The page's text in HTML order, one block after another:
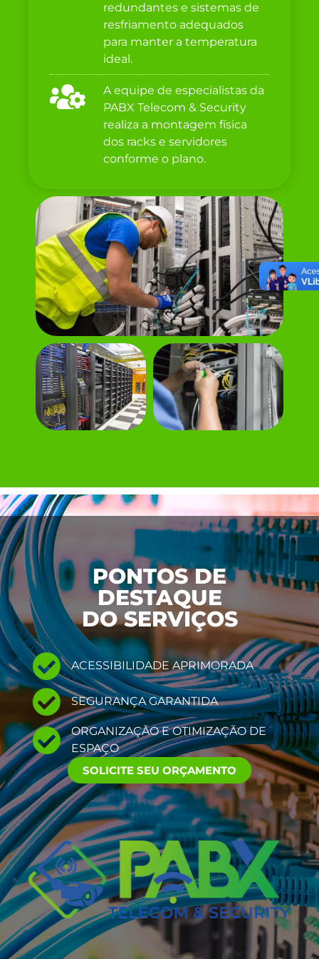
redundantes e sistemas de
resfriamento adequados
para manter a temperatura
ideal.
A equipe de especialistas da
PABX Telecom & Security
realiza a montagem física
dos racks e servidores
conforme o plano.
PONTOS DE
DESTAQUE
DO SERVIÇOS
ACESSIBILIDADE APRIMORADA
SEGURANÇA GARANTIDA
ORGANIZAÇÃO E OTIMIZAÇÃO DE
ESPAÇO
SOLICITE SEU ORÇAMENTO